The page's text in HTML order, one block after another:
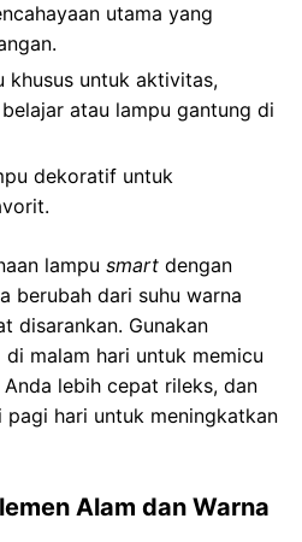
utama yang
khusus untuk aktivitas,
atau lampu gantung di
dekoratif untuk
lampu smart dengan
berubah dari suhu warna
disarankan. Gunakan
malam hari untuk memicu
lebih cepat rileks, dan
hari untuk meningkatkan
Alam dan Warna